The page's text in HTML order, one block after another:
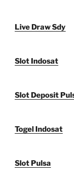
Live Draw Sdy
Slot Indosat
Slot Deposit
Togel Indosat
Slot Pulsa